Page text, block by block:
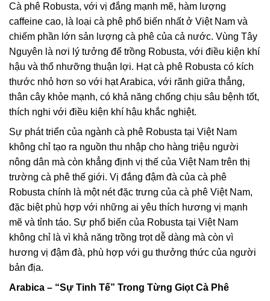
Cà phê Robusta, với vị đắng mạnh mẽ, hàm lượng
caffeine cao, là loại cà phê phổ biến nhất ở Việt Nam và
chiếm phần lớn sản lượng cà phê của cả nước. Vùng Tây
Nguyên là nơi lý tưởng để trồng Robusta, với điều kiện khí
hậu và thổ nhưỡng thuận lợi. Hạt cà phê Robusta có kích
thước nhỏ hơn so với hạt Arabica, với rãnh giữa thẳng,
thân cây khỏe mạnh, có khả năng chống chịu sâu bệnh tốt,
thích nghi với điều kiện khí hậu khắc nghiệt.
Sự phát triển của ngành cà phê Robusta tại Việt Nam
không chỉ tạo ra nguồn thu nhập cho hàng triệu người
nông dân mà còn khẳng định vị thế của Việt Nam trên thị
trường cà phê thế giới. Vị đắng đậm đà của cà phê
Robusta chính là một nét đặc trưng của cà phê Việt Nam,
đặc biệt phù hợp với những ai yêu thích hương vị mạnh
mẽ và tỉnh táo. Sự phổ biến của Robusta tại Việt Nam
không chỉ là vì khả năng trồng trọt dễ dàng mà còn vì
hương vị đậm đà, phù hợp với gu thưởng thức của người
bản địa.
Arabica – “Sự Tinh Tế” Trong Từng Giọt Cà Phê